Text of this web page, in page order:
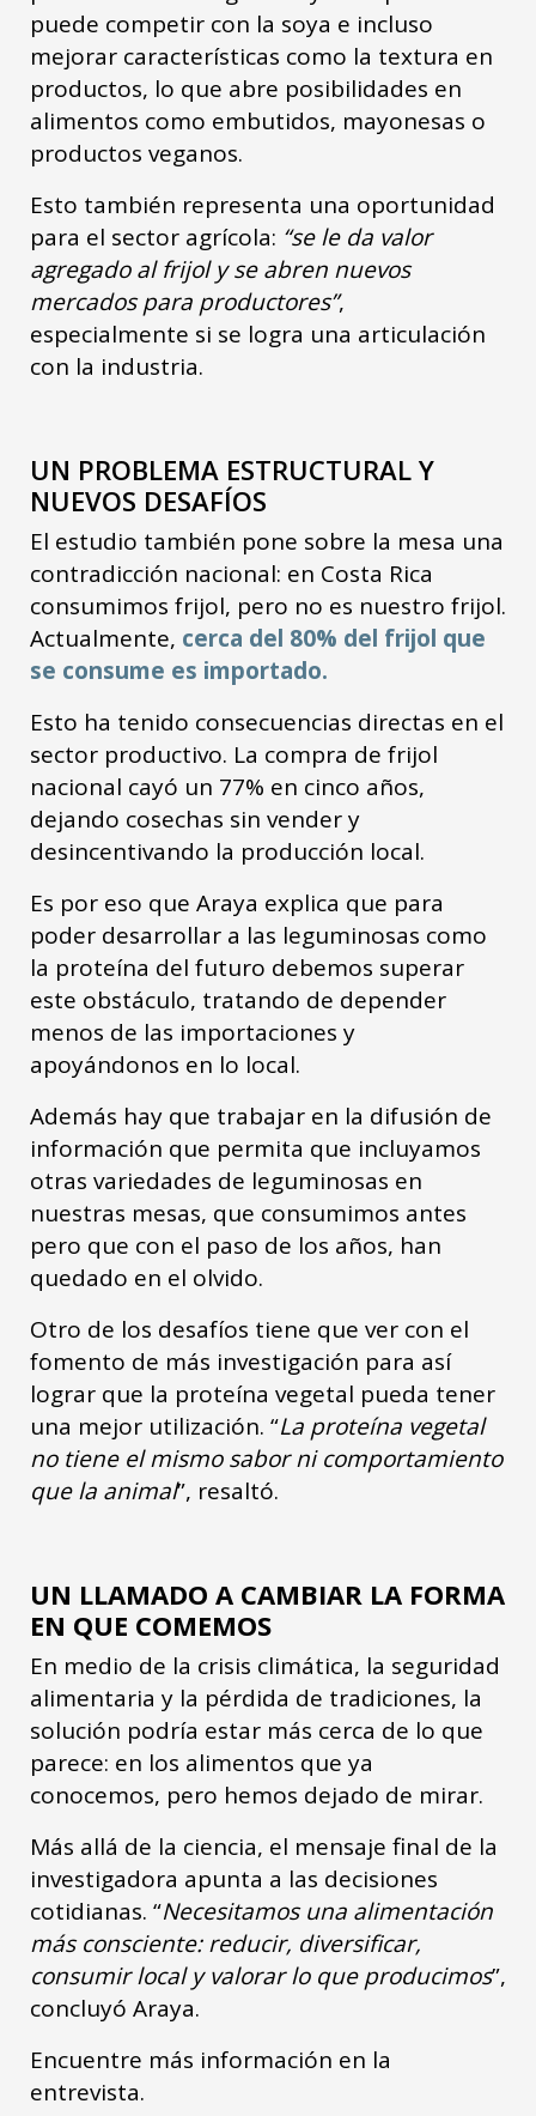
puede competir con la soya e incluso
mejorar características como la textura en
productos, lo que abre posibilidades en
alimentos como embutidos, mayonesas o
productos veganos.
Esto también representa una oportunidad
para el sector agrícola: “se le da valor
agregado al frijol y se abren nuevos
mercados para productores”,
especialmente si se logra una articulación
con la industria.
UN PROBLEMA ESTRUCTURAL Y
NUEVOS DESAFÍOS
El estudio también pone sobre la mesa una
contradicción nacional: en Costa Rica
consumimos frijol, pero no es nuestro frijol.
Actualmente, cerca del 80% del frijol que
se consume es importado.
Esto ha tenido consecuencias directas en el
sector productivo. La compra de frijol
nacional cayó un 77% en cinco años,
dejando cosechas sin vender y
desincentivando la producción local.
Es por eso que Araya explica que para
poder desarrollar a las leguminosas como
la proteína del futuro debemos superar
este obstáculo, tratando de depender
menos de las importaciones y
apoyándonos en lo local.
Además hay que trabajar en la difusión de
información que permita que incluyamos
otras variedades de leguminosas en
nuestras mesas, que consumimos antes
pero que con el paso de los años, han
quedado en el olvido.
Otro de los desafíos tiene que ver con el
fomento de más investigación para así
lograr que la proteína vegetal pueda tener
una mejor utilización. “La proteína vegetal
no tiene el mismo sabor ni comportamiento
que la animal”, resaltó.
UN LLAMADO A CAMBIAR LA FORMA
EN QUE COMEMOS
En medio de la crisis climática, la seguridad
alimentaria y la pérdida de tradiciones, la
solución podría estar más cerca de lo que
parece: en los alimentos que ya
conocemos, pero hemos dejado de mirar.
Más allá de la ciencia, el mensaje final de la
investigadora apunta a las decisiones
cotidianas. “Necesitamos una alimentación
más consciente: reducir, diversificar,
consumir local y valorar lo que producimos”,
concluyó Araya.
Encuentre más información en la
entrevista.